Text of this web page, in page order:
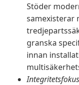
Stöder
samexisterar
granska
innan